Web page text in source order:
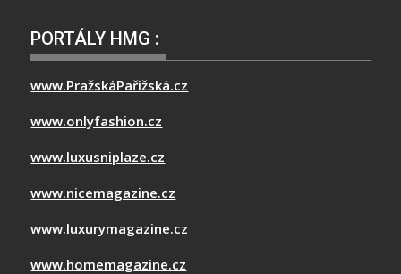
PORTÁLY HMG :
www.PražskáPařížská.cz
www.onlyfashion.cz
www.luxusniplaze.cz
www.nicemagazine.cz
www.luxurymagazine.cz
www.homemagazine.cz